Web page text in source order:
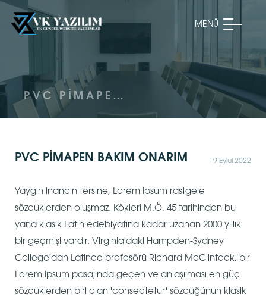
MENÜ
PVC PİMAPEN BAKIM ONARIM
19 Eylül 2022
PVC PİMAPEN BAKIM ONARIM
Yaygın inancın tersine, Lorem Ipsum rastgele
sözcüklerden oluşmaz. Kökleri M.Ö. 45 tarihinden bu
yana klasik Latin edebiyatına kadar uzanan 2000 yıllık
bir geçmişi vardır. Virginia'daki Hampden-Sydney
College'dan Latince profesörü Richard McClintock, bir
Lorem Ipsum pasajında geçen ve anlaşılması en güç
sözcüklerden biri olan 'consectetur' sözcüğünün klasik